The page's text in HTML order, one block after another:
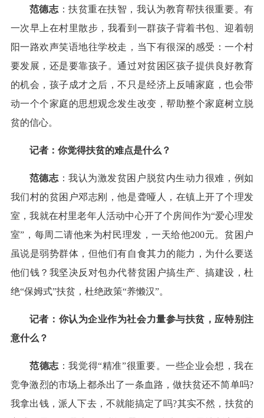
范德志 ：扶贫重在扶智，我认为教育帮扶很重要。有
一次早上在村里散步，我看到一群孩子背着书包、迎着朝
阳一路欢声笑语地往学校走，当下有很深的感受：一个村
要发展，还是要靠孩子。通过对贫困区孩子提供良好教育
的机会，孩子成才之后，不只是经济上反哺家庭，也会带
动一个个家庭的思想观念发生改变，帮助整个家庭树立脱
贫的信心。
记者：你觉得扶贫的难点是什么？
范德志 ：我认为激发贫困户脱贫内生动力很难，例如
我们村的贫困户邓志刚，他是聋哑人，在镇上开了个理发
室，我就在村里老年人活动中心开了个房间作为“爱心理发
室”，每周二请他来为村民理发，一天给他200元。贫困户
虽说是弱势群体，但他们有自食其力的能力，为什么要送
他们钱？我坚决反对包办代替贫困户搞生产、搞建设，杜
绝“保姆式”扶贫，杜绝政策“养懒汉”。
记者：你认为企业作为社会力量参与扶贫，应特别注
意什么？
范德志 ：我觉得“精准”很重要。一些企业会想，我在
竞争激烈的市场上都杀出了一条血路，做扶贫还不简单吗?
我拿出钱，派人下去，不就能搞定了吗?其实不然，扶贫的